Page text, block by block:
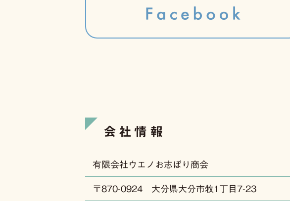
会社情報
有限会社ウエノお志ぼり商会
〒870-0924 大分県大分市牧1丁目7-23